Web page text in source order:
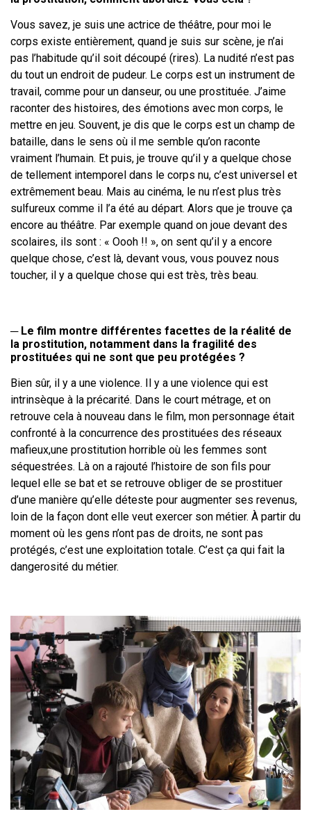
Vous savez, je suis une actrice de théâtre, pour moi le
corps existe entièrement, quand je suis sur scène, je n’ai
pas l’habitude qu’il soit découpé (rires). La nudité n’est pas
du tout un endroit de pudeur. Le corps est un instrument de
travail, comme pour un danseur, ou une prostituée. J’aime
raconter des histoires, des émotions avec mon corps, le
mettre en jeu. Souvent, je dis que le corps est un champ de
bataille, dans le sens où il me semble qu’on raconte
vraiment l’humain. Et puis, je trouve qu’il y a quelque chose
de tellement intemporel dans le corps nu, c’est universel et
extrêmement beau. Mais au cinéma, le nu n’est plus très
sulfureux comme il l’a été au départ. Alors que je trouve ça
encore au théâtre. Par exemple quand on joue devant des
scolaires, ils sont : « Oooh !! », on sent qu’il y a encore
quelque chose, c’est là, devant vous, vous pouvez nous
toucher, il y a quelque chose qui est très, très beau.
─ Le film montre différentes facettes de la réalité de
la prostitution, notamment dans la fragilité des
prostituées qui ne sont que peu protégées ?
Bien sûr, il y a une violence. Il y a une violence qui est
intrinsèque à la précarité. Dans le court métrage, et on
retrouve cela à nouveau dans le film, mon personnage était
confronté à la concurrence des prostituées des réseaux
mafieux,une prostitution horrible où les femmes sont
séquestrées. Là on a rajouté l’histoire de son fils pour
lequel elle se bat et se retrouve obliger de se prostituer
d’une manière qu’elle déteste pour augmenter ses revenus,
loin de la façon dont elle veut exercer son métier. À partir du
moment où les gens n’ont pas de droits, ne sont pas
protégés, c’est une exploitation totale. C’est ça qui fait la
dangerosité du métier.